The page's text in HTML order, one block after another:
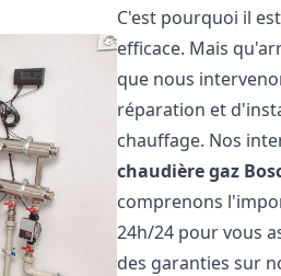
C'est pourquoi il
efficace. Mais
que nous
réparation et
chauffage. Nos
chaudière gaz
comprenons
24h/24 pour vous
des garanties sur